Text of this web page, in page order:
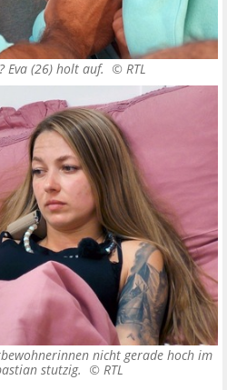
Eva (26) holt auf. © RTL
nicht gerade hoch im
stutzig. © RTL